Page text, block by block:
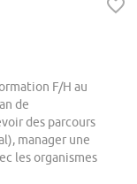
F/H au
de
des parcours
manager une
les organismes